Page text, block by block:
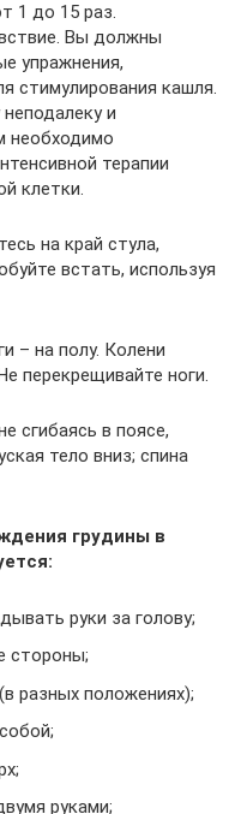
1 до 15 раз.
Вы должны
упражнения,
стимулирования кашля.
и
необходимо
терапии
клетки.
на край стула,
встать, используя
– на полу. Колени
перекрещивайте ноги.
сгибаясь в поясе,
тело вниз; спина
грудины в
руки за голову;
стороны;
разных положениях);
руками;